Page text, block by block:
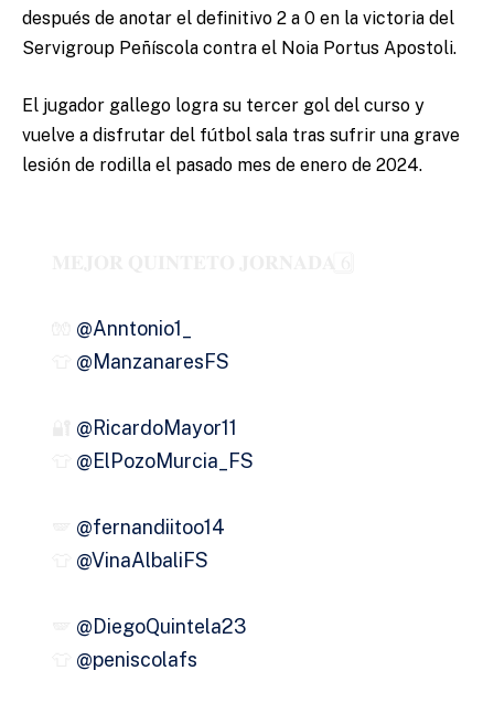
después de anotar el definitivo 2 a 0 en la victoria del
Servigroup Peñíscola contra el Noia Portus Apostoli.
El jugador gallego logra su tercer gol del curso y
vuelve a disfrutar del fútbol sala tras sufrir una grave
lesión de rodilla el pasado mes de enero de 2024.
@Anntonio1_
@ManzanaresFS
@RicardoMayor11
@ElPozoMurcia_FS
@fernandiitoo14
@VinaAlbaliFS
@DiegoQuintela23
@peniscolafs